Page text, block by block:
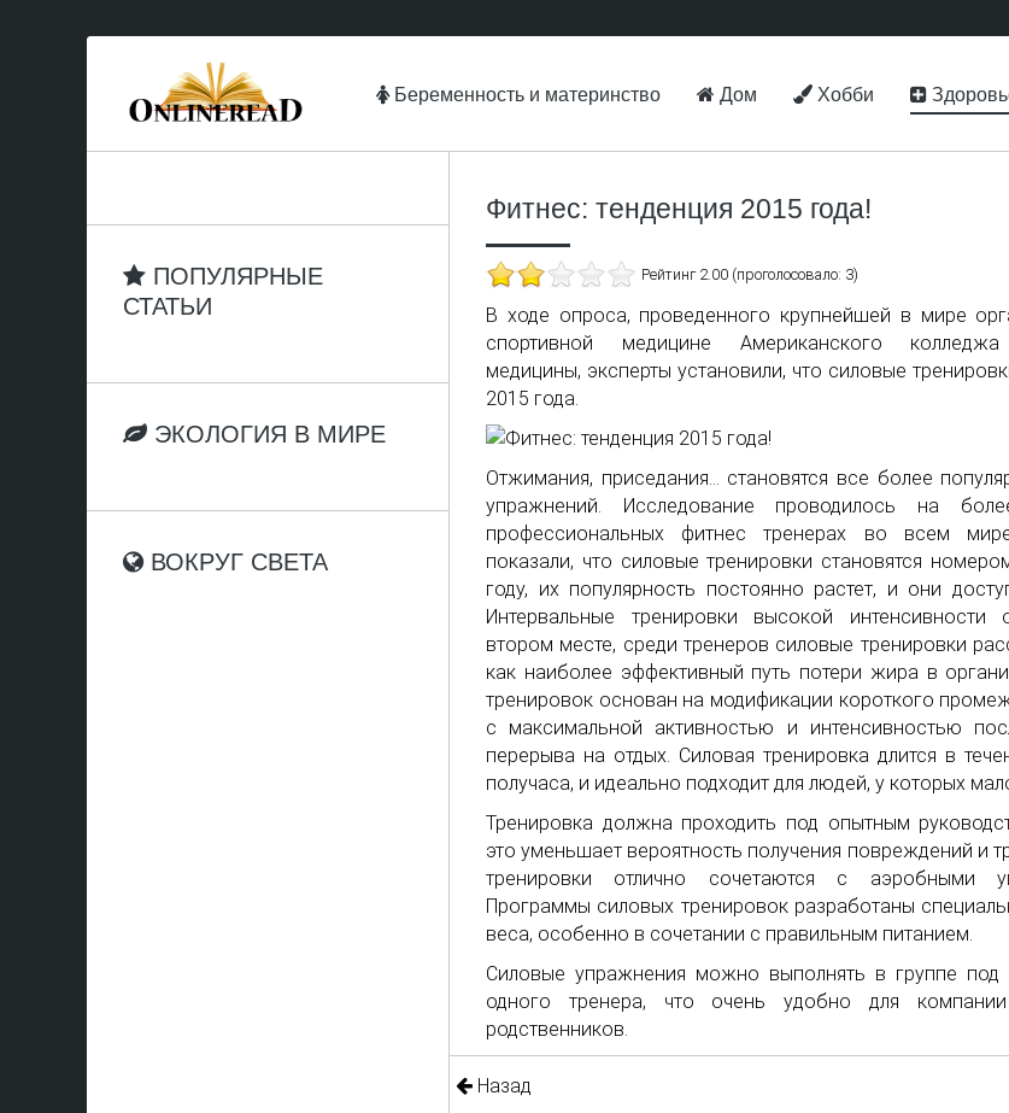
Беременность и материнство Дом Хобби
Фитнес: тенденция 2015 года!
Рейтинг 2.00 (проголосовало: 3)
В ходе опроса, проведенного крупнейшей в мире
спортивной медицине Американского колледжа
медицины, эксперты установили, что силовые
2015 года.
Отжимания, приседания… становятся все более
упражнений. Исследование проводилось на
профессиональных фитнес тренерах во всем
показали, что силовые тренировки становятся
году, их популярность постоянно растет, и они
Интервальные тренировки высокой интенсивности
втором месте, среди тренеров силовые тренировки
как наиболее эффективный путь потери жира в
тренировок основан на модификации короткого
с максимальной активностью и интенсивностью
перерыва на отдых. Силовая тренировка длится в
получаса, и идеально подходит для людей, у которых
Тренировка должна проходить под опытным
это уменьшает вероятность получения повреждений и
тренировки отлично сочетаются с аэробными
Программы силовых тренировок разработаны
веса, особенно в сочетании с правильным питанием.
Силовые упражнения можно выполнять в группе под
одного тренера, что очень удобно для
родственников.
Назад
ПОПУЛЯРНЫЕ
СТАТЬИ
ЭКОЛОГИЯ В МИРЕ
ВОКРУГ СВЕТА